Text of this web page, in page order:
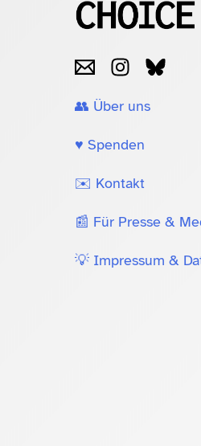
👥 Über uns
♥️ Spenden
✉️ Kontakt
📰 Für Presse &
💡 Impressum &